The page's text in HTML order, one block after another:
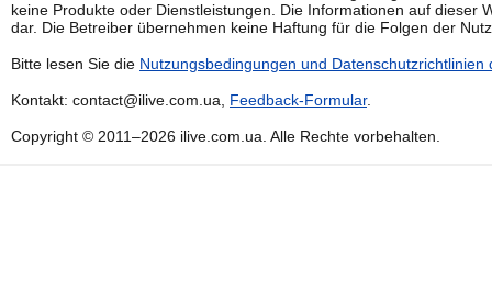
keine Produkte oder Dienstleistungen. Die Informationen auf dieser
dar. Die Betreiber übernehmen keine Haftung für die Folgen der
Bitte lesen Sie die Nutzungsbedingungen und Datenschutzrichtlinien
Kontakt: contact@ilive.com.ua, Feedback-Formular.
Copyright © 2011–2026 ilive.com.ua. Alle Rechte vorbehalten.